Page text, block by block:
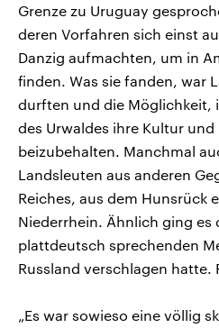
Grenze zu Uruguay
deren Vorfahren sich einst
Danzig aufmachten, um in
finden. Was sie fanden, war
durften und die Möglichkeit,
des Urwaldes ihre Kultur und
beizubehalten. Manchmal
Landsleuten aus anderen
Reiches, aus dem Hunsrück
Niederrhein. Ähnlich ging es
plattdeutsch sprechenden
Russland verschlagen hatte.
„Es war sowieso eine völlig